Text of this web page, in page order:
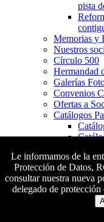
pista
Memorias y
Nuestros
Círculo 500
Hermandad
Galerías
Convenios
Ofertas a
Catálogos
Noticias
Biblioteca
Círculo de
Le informamos de la
Protección de Datos,
consultar nuestra nueva
delegado de protección